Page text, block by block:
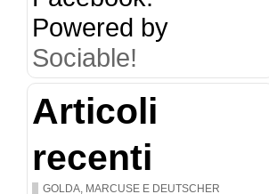
Powered by
Sociable!
Articoli
recenti
GOLDA, MARCUSE E DEUTSCHER